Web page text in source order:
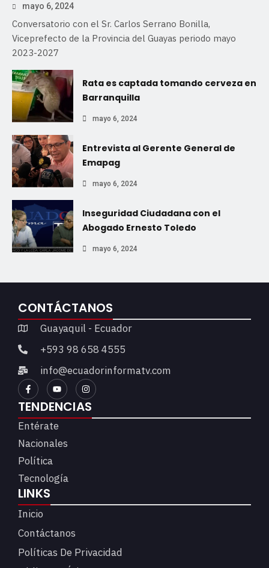
mayo 6, 2024
Conversatorio con el Sr. Carlos Serrano Bonilla,
Viceprefecto de la Provincia del Guayas periodo mayo
2023-2027
Rata es captada tomando cerveza en
Barranquilla
mayo 6, 2024
Entrevista al Gerente General de
Emapag
mayo 6, 2024
Inseguridad Ciudadana con el
Abogado Ernesto Toledo
mayo 6, 2024
CONTÁCTANOS
Guayaquil - Ecuador
+593 98 658 4555
info@ecuadorinformatv.com
TENDENCIAS
Entérate
Nacionales
Política
Tecnología
LINKS
Inicio
Contáctanos
Políticas De Privacidad